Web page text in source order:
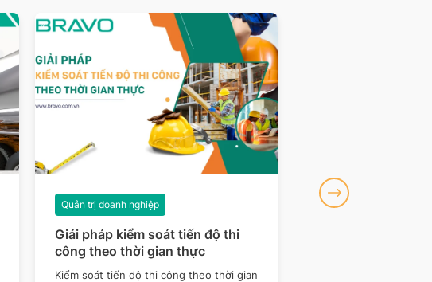
Giải pháp kiểm soát tiến độ thi
công theo thời gian thực
Quản trị doanh nghiệp
Kiểm soát tiến độ thi công theo thời gian
Quản trị doanh nghiệp